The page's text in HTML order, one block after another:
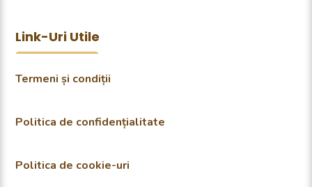
Link-Uri Utile
Termeni și condiții
Politica de confidențialitate
Politica de cookie-uri